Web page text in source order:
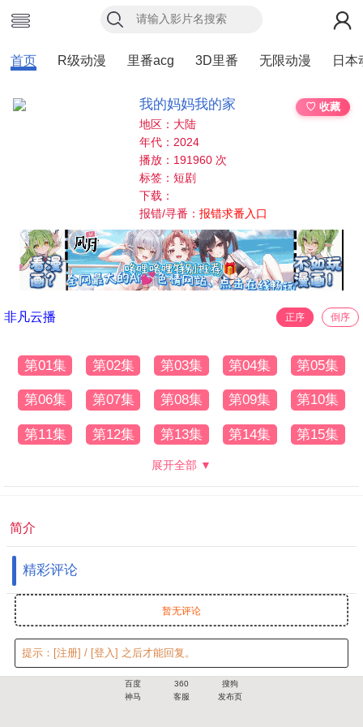
首页 R级动漫 里番acg 3D里番 无限动漫 日本
我的妈妈我的家
♡ 收藏
地区：大陆
年代：2024
播放：191960 次
标签：短剧
下载：
报错/寻番：报错求番入口
非凡云播 正序 倒序
第01集 第02集 第03集 第04集 第05集
第06集 第07集 第08集 第09集 第10集
第11集 第12集 第13集 第14集 第15集
展开全部 ▼
简介
精彩评论
暂无评论
提示： [注册] / [登入] 之后才能回复。
百度 360
搜狗
神马
客服 发布页